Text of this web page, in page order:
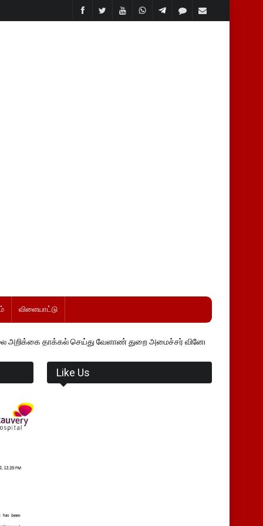
விளையாட்டு
செய்து வேளாண் துறை அமைச்சர் வினோத் வாசித்து வருகிறார். �.
Like Us